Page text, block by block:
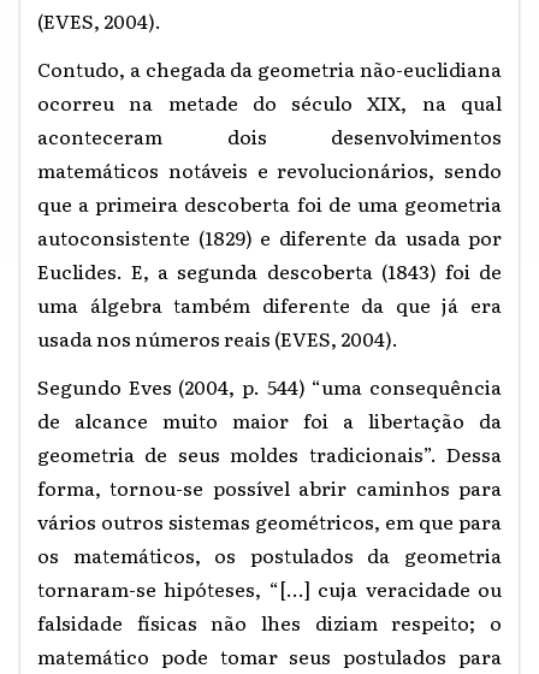
(EVES, 2004).
Contudo, a chegada da geometria não-euclidiana
ocorreu na metade do século XIX, na qual
aconteceram dois desenvolvimentos
matemáticos notáveis e revolucionários, sendo
que a primeira descoberta foi de uma geometria
autoconsistente (1829) e diferente da usada por
Euclides. E, a segunda descoberta (1843) foi de
uma álgebra também diferente da que já era
usada nos números reais (EVES, 2004).
Segundo Eves (2004, p. 544) “uma consequência
de alcance muito maior foi a libertação da
geometria de seus moldes tradicionais”. Dessa
forma, tornou-se possível abrir caminhos para
vários outros sistemas geométricos, em que para
os matemáticos, os postulados da geometria
tornaram-se hipóteses, “[...] cuja veracidade ou
falsidade físicas não lhes diziam respeito; o
matemático pode tomar seus postulados para